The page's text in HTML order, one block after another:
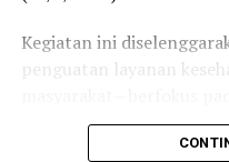
menjadi indikator kuat
daerah dalam
fasilitas jasa keuangan
Kegiatan ini
penguatan layanan
case finding), deteksi
penularan tuberkulosis